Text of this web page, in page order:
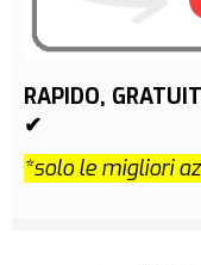
RAPIDO,
✔
*solo le migliori